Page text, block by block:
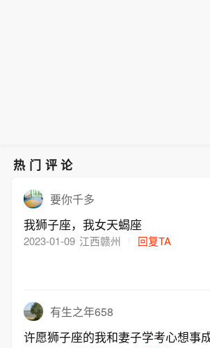
热门评论
要你千多
我狮子座，我女天蝎座
2023-01-09 江西赣州 回复TA
有生之年658
许愿狮子座的我和妻子学考心想事